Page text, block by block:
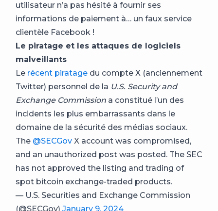
utilisateur n’a pas hésité à fournir ses
informations de paiement à… un faux service
clientèle Facebook !
Le piratage et les attaques de logiciels
malveillants
Le récent piratage du compte X (anciennement
Twitter) personnel de la U.S. Security and
Exchange Commission a constitué l’un des
incidents les plus embarrassants dans le
domaine de la sécurité des médias sociaux.
The @SECGov X account was compromised,
and an unauthorized post was posted. The SEC
has not approved the listing and trading of
spot bitcoin exchange-traded products.
— U.S. Securities and Exchange Commission
(@SECGov) January 9, 2024